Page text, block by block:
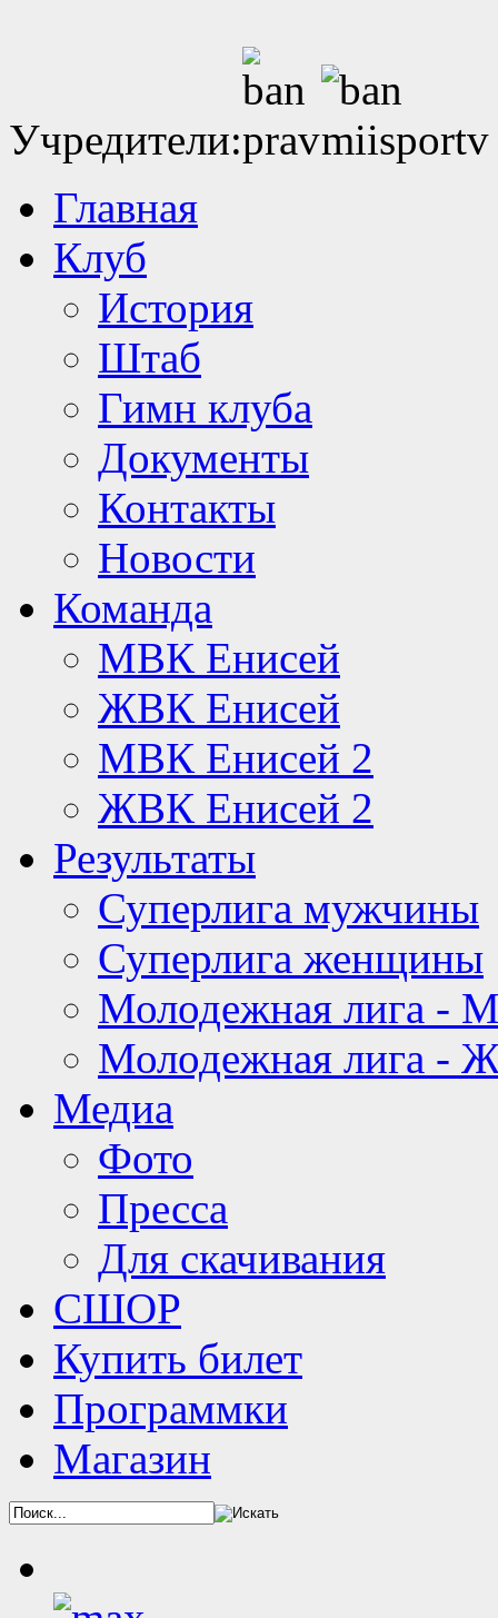
Учредители:
Главная
Клуб
История
Штаб
Гимн клуба
Документы
Контакты
Новости
Команда
МВК Енисей
ЖВК Енисей
МВК Енисей 2
ЖВК Енисей 2
Результаты
Суперлига мужчины
Суперлига женщины
Молодежная лига -
Молодежная лига -
Медиа
Фото
Пресса
Для скачивания
СШОР
Купить билет
Программки
Магазин